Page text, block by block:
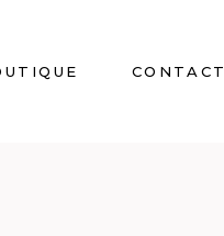
CONTACT